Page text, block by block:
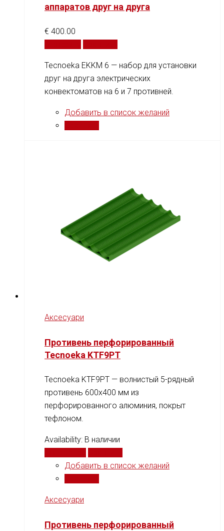
аппаратов друг на друга
€ 400.00
Tecnoeka EKKM 6 — набор для установки
друг на друга электрических
конвектоматов на 6 и 7 противней.
Добавить в список желаний
Аксесуари
Противень перфорированный
Tecnoeka KTF9PT
Tecnoeka KTF9PT — волнистый 5-рядный
противень 600x400 мм из
перфорированного алюминия, покрыт
тефлоном.
Availability: В наличии
Добавить в список желаний
Аксесуари
Противень перфорированный